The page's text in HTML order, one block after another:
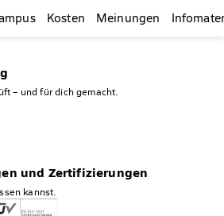
Kosten Meinungen
– und für dich gemacht.
und Zertifizierungen
kannst.